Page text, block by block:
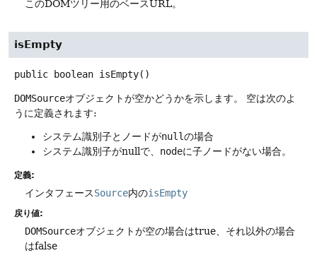
このDOMツリー用のベースURL。
isEmpty
public boolean isEmpty()
DOMSourceオブジェクトが空かどうかを示します。
空は次のよ
うに定義されます:
システム識別子とノードがnullの場合
システム識別子がnullで、 nodeに子ノードがない場合。
定義:
インタフェースSource内のisEmpty
戻り値:
DOMSourceオブジェクトが空の場合はtrue、それ以外の場合
はfalse